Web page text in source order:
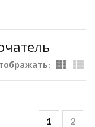
1 2